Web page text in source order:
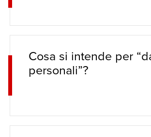
Cosa si intende per
personali”?